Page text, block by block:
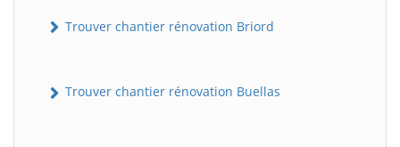
Trouver chantier rénovation Briord
Trouver chantier rénovation Buellas